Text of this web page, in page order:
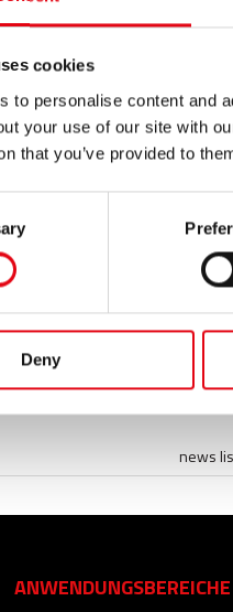
cookies
to personalise content and
your use of our site with
that you’ve provided to
Deny
Worin
Bei
Das
news
ANWENDUNGSBEREICHE